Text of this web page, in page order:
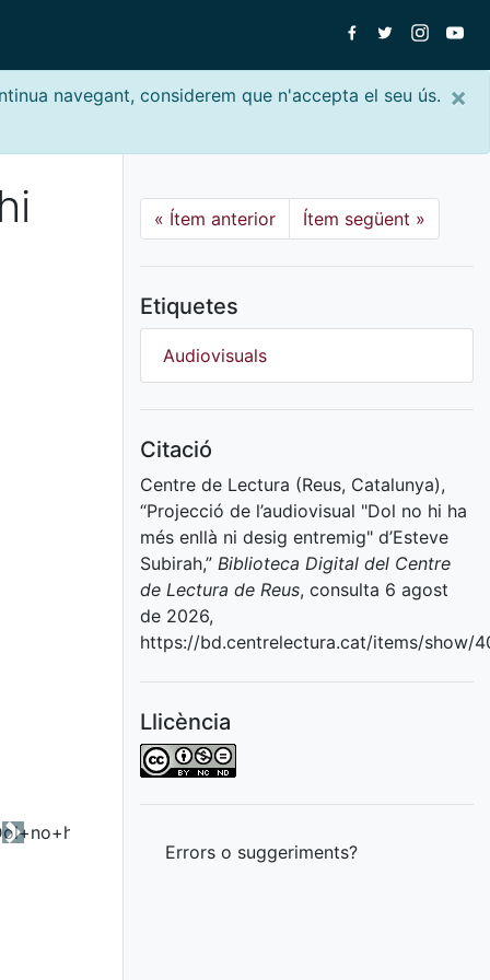
×
navegant, considerem que n'accepta el seu ús.
Next
« Ítem anterior Ítem següent »
Etiquetes
Audiovisuals
Citació
Centre de Lectura (Reus, Catalunya),
“Projecció de l’audiovisual "Dol no hi ha
més enllà ni desig entremig" d’Esteve
Subirah,” Biblioteca Digital del Centre
de Lectura de Reus, consulta 6 agost
de 2026,
https://bd.centrelectura.cat/items/show/
Llicència
Errors o suggeriments?